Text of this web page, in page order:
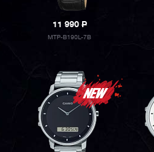
11 990P
MTP-B190L-7B